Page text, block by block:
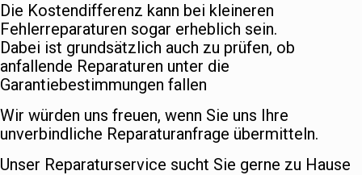
Die Kostendifferenz kann bei kleineren
Fehlerreparaturen sogar erheblich sein.
Dabei ist grundsätzlich auch zu prüfen, ob
anfallende Reparaturen unter die
Garantiebestimmungen fallen
Wir würden uns freuen, wenn Sie uns Ihre
unverbindliche Reparaturanfrage übermitteln.
Unser Reparaturservice sucht Sie gerne zu Hause